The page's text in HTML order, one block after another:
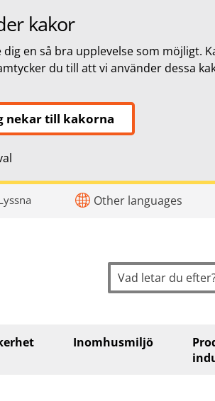
kakor
en så bra upplevelse som möjligt.
du till att vi använder dessa
nekar till kakorna
Other languages
Sök
Inomhusmiljö